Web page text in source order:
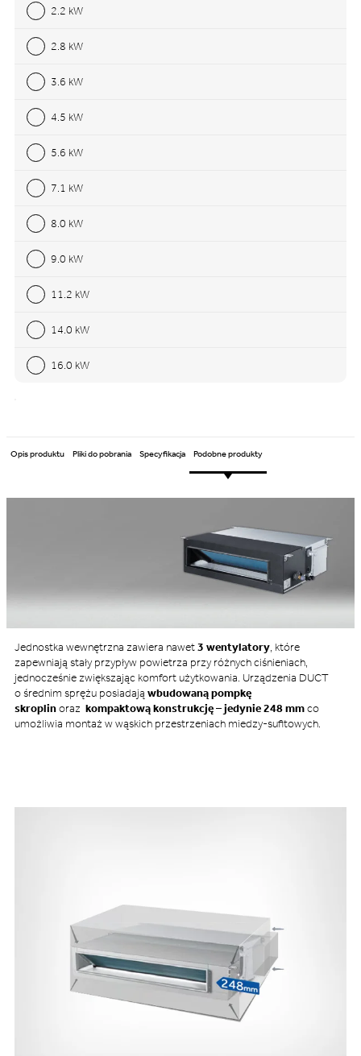
2.2 kW
2.8 kW
3.6 kW
4.5 kW
5.6 kW
7.1 kW
8.0 kW
9.0 kW
11.2 kW
14.0 kW
16.0 kW
Opis produktu Pliki do pobrania Specyfikacja Podobne produkty
Jednostka wewnętrzna zawiera nawet3 wentylatory, które
zapewniają stały przypływ powietrza przy różnych ciśnieniach,
jednocześnie zwiększając komfort użytkowania. Urządzenia DUCT
o średnim sprężu posiadają wbudowaną pompkę
skroplinoraz kompaktową konstrukcję–jedynie 248 mmco
umożliwia montaż w wąskich przestrzeniach miedzy-sufitowych.